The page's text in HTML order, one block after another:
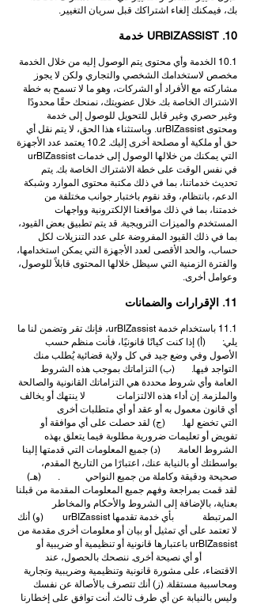
بك، فيمكنك إلغاء اشتراكك قبل سريان التغيير.
10. URBIZASSIST خدمة
10.1 الخدمة وأي محتوى يتم الوصول إليه من خلال الخدمة
مخصص لاستخدامك الشخصي والتجاري ولكن لا يجوز
مشاركته مع الأفراد أو الشركات، وهو ما لا تسمح به خطة
الاشتراك الخاصة بك. خلال عضويتك، نمنحك حقًا محدودًا
وغير حصري وغير قابل للتحويل للوصول إلى خدمة
ومحتوى urBIZassist. وباستثناء هذا الحق، لا يتم نقل أي
حق أو ملكية أو مصلحة أخرى إليك. 10.2 يعتمد عدد الأجهزة
التي يمكنك من خلالها الوصول إلى خدمات urBIZassist
في نفس الوقت على خطة الاشتراك الخاصة بك. يتم
تحديث خدماتنا، بما في ذلك مكتبة محتوى الموارد وشبكة
الدعم، بانتظام، وقد نقوم باختبار جوانب مختلفة من
خدمتنا، بما في ذلك مواقعنا الإلكترونية وواجهات
المستخدم والميزات الترويجية. قد يتم تطبيق بعض القيود،
بما في ذلك القيود المفروضة على عدد التنزيلات لكل
حساب، والحد الأقصى لعدد الأجهزة التي يمكن استخدامها،
والفترة الزمنية التي سيظل خلالها المحتوى قابلاً للوصول،
وعوامل أخرى.
11. الإقرارات والضمانات
11.1 باستخدام خدمة urBIZassist، فإنك تقر وتضمن لنا ما
يلي: (أ) إذا كنت كيانًا قانونيًا، فأنت منظم حسب
الأصول وفي وضع جيد في كل ولاية قضائية يُطلب منك
التواجد فيها. (ب) التزاماتك بموجب هذه الشروط
العامة وأي شروط محددة هي التزاماتك القانونية والصالحة
والملزمة. إن أداء هذه الالتزامات لا ينتهك أو يخالف
أي قانون معمول به أو عقد أو أي متطلبات أخرى
التي تخضع لها. (ج) لقد حصلت على أي موافقة أو
تفويض أو تعليمات ضرورية مطلوبة فيما يتعلق بهذه
الشروط العامة. (د) جميع المعلومات التي قدمتها إلينا
بواسطتك أو بالنيابة عنك، اعتبارًا من التاريخ المقدم،
صحيحة ودقيقة وكاملة من جميع النواحي . (هـ)
لقد قمت بمراجعة وفهم جميع المعلومات المقدمة من قبلنا
بعناية، بالإضافة إلى الشروط والأحكام والمخاطر
المرتبطة بأي خدمة تقدمها urBIZassist (و) أنك
لا تعتمد على أي تمثيل أو بيان أو معلومات أخرى مقدمة من
urBIZassist باعتبارها قانونية أو تنظيمية أو ضريبية أو
أو أي نصيحة أخرى. ننصحك بالحصول، عند
الاقتضاء، على مشورة قانونية وتنظيمية وضريبية وتجارية
ومحاسبية مستقلة. (ز) أنك تتصرف بالأصالة عن نفسك
وليس بالنيابة عن أي طرف ثالث. أنت توافق على إخطارنا